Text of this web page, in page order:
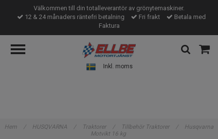
Välkommen till din totalleverantör av grönytemaskiner.
12 & 24 månaders räntefri betalning
Fri frakt
Betala med
Faktura
Inkl. moms
Hem / HUSQVARNA / Traktorer / Tillbehör Traktorer /
Husqvarna
Motvikt 16 kg